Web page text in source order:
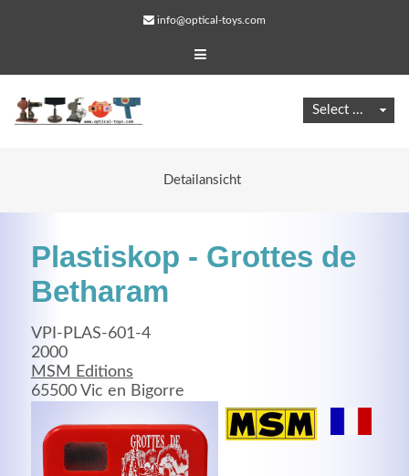
info@optical-toys.com
Detailansicht
Plastiskop - Grottes de
Betharam
VPI-PLAS-601-4
2000
MSM Editions
65500 Vic en Bigorre
Web Projects
Lorem ipsum dolor sit amet, consectetuer adipiscing
elit. Aenean commodo ligula eget dolor.
MEHR INFOS